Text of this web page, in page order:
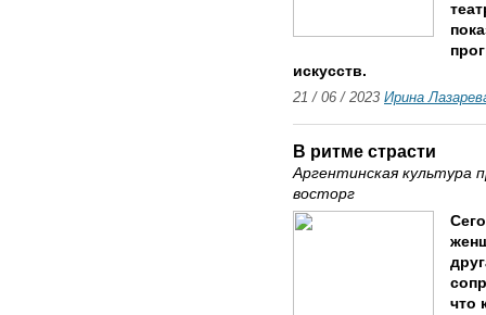
искусств.
21 / 06 / 2023 Ирина
В ритме страсти
Аргентинская культура
восторг
что